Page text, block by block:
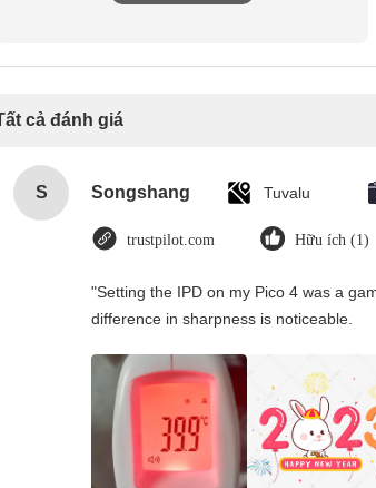
cả đánh giá
S Songshang Tuvalu
trustpilot.com Hữu ích (1)
"Setting the IPD on my Pico 4 was a
difference in sharpness is noticeable.